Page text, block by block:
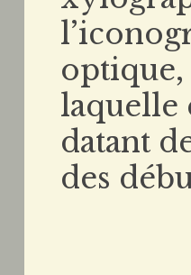
optique,
laquelle
datant
des